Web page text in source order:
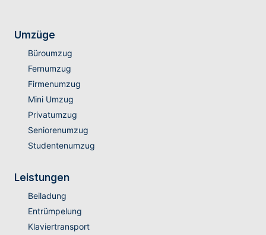
Umzüge
Büroumzug
Fernumzug
Firmenumzug
Mini Umzug
Privatumzug
Seniorenumzug
Studentenumzug
Leistungen
Beiladung
Entrümpelung
Klaviertransport